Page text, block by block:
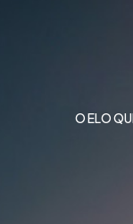
O ELO